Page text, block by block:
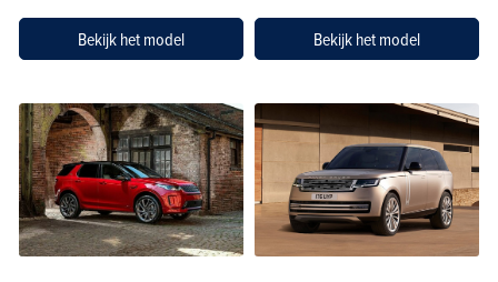
Bekijk het model Bekijk het model